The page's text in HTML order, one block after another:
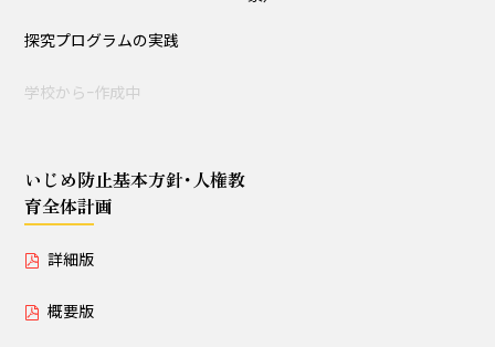
いじめ防止基本方針･人権教育全体計画
詳細版
児童用
探究プログラムの実践
学校からｰ作成中
いじめ防止基本方針･人権教
育全体計画
詳細版
概要版